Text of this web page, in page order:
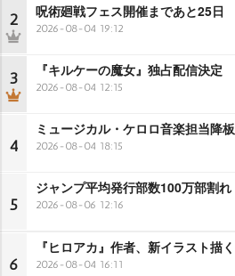
2 呪術廻戦フェス開催まであと25日
2026-08-04 19:12
3 『キルケーの魔女』独占配信決定
2026-08-04 12:15
4
ミュージカル・ケロロ音楽担当降板
2026-08-04 18:15
5
ジャンプ平均発行部数100万部割れ
2026-08-06 12:16
6
『ヒロアカ』作者、新イラスト描く
2026-08-04 16:11